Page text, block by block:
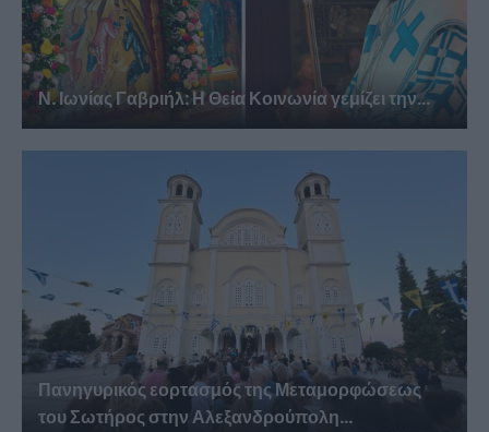
Ν. Ιωνίας Γαβριήλ: Η Θεία Κοινωνία γεμίζει την...
Πανηγυρικός εορτασμός της Μεταμορφώσεως
του Σωτήρος στην Αλεξανδρούπολη...